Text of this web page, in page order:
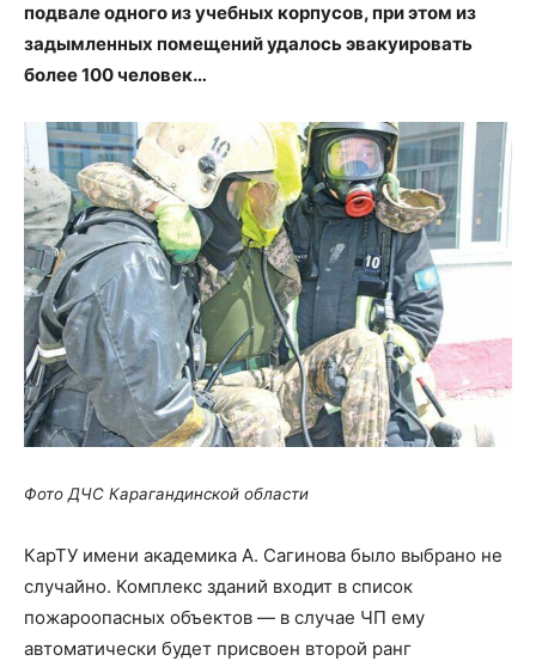
подвале одного из учебных корпусов, при этом из
задымленных помещений удалось эвакуировать
более 100 человек…
Фото ДЧС Карагандинской области
КарТУ имени академика А. Сагинова было выбрано не
случайно. Комплекс зданий входит в список
пожароопасных объектов — в случае ЧП ему
автоматически будет присвоен второй ранг